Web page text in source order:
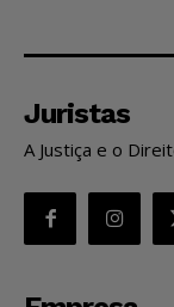
Juristas
A Justiça e o